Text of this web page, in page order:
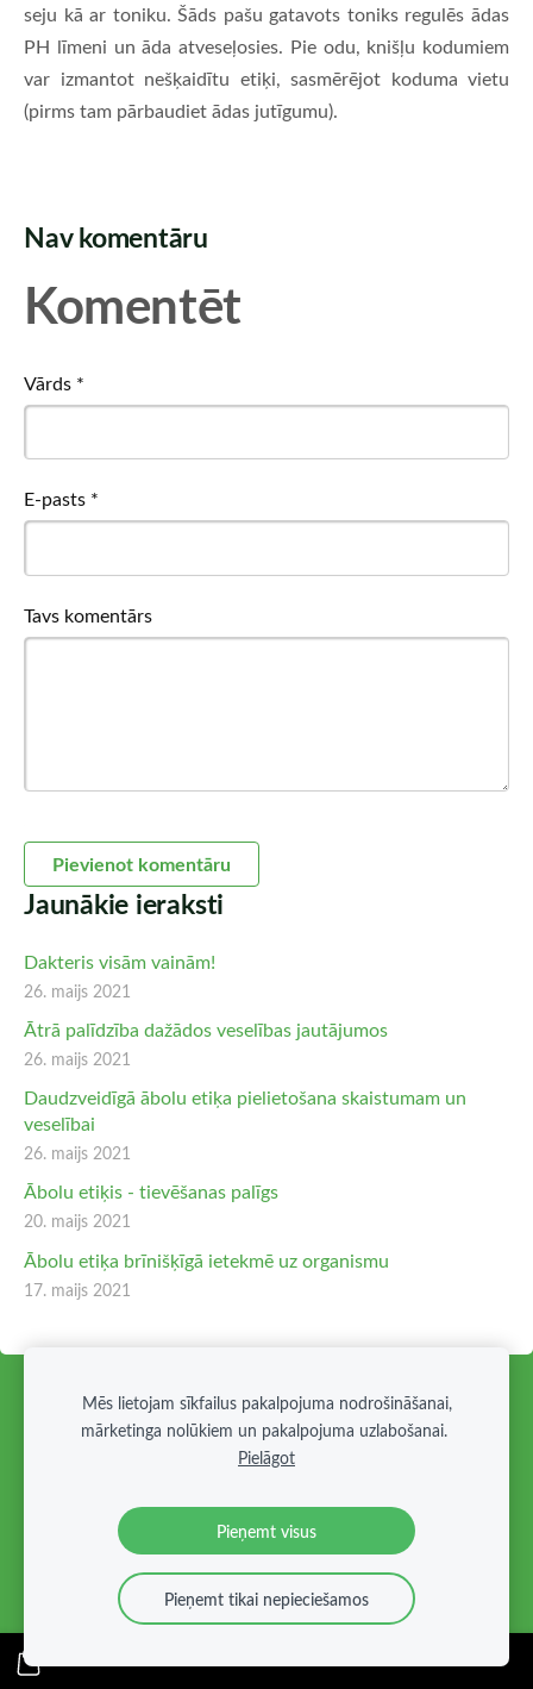
Jaunākie ieraksti
Dakteris visām vainām!
26. maijs 2021
Ātrā palīdzība dažādos veselības jautājumos
26. maijs 2021
Daudzveidīgā ābolu etiķa pielietošana skaistumam un
veselībai
26. maijs 2021
Ābolu etiķis - tievēšanas palīgs
20. maijs 2021
Ābolu etiķa brīnišķīgā ietekmē uz organismu
17. maijs 2021
seju kā ar toniku. Šāds pašu gatavots toniks regulēs ādas
PH līmeni un āda atveseļosies. Pie odu, knišļu kodumiem
var izmantot nešķaidītu etiķi, sasmērējot koduma vietu
(pirms tam pārbaudiet ādas jutīgumu).
Nav komentāru
Komentēt
Vārds *
E-pasts *
Tavs komentārs
PAR ĀBOLU ETIĶI DETOX dzēriens
JAUNUMI
Sīkdatnes
Veidots arMozello- labo mājas lapu ģeneratoru.
Mēs lietojam sīkfailus pakalpojuma nodrošināšanai,
mārketinga nolūkiem un pakalpojuma uzlabošanai.
Pielāgot
Pieņemt visus
Pieņemt tikai nepieciešamos